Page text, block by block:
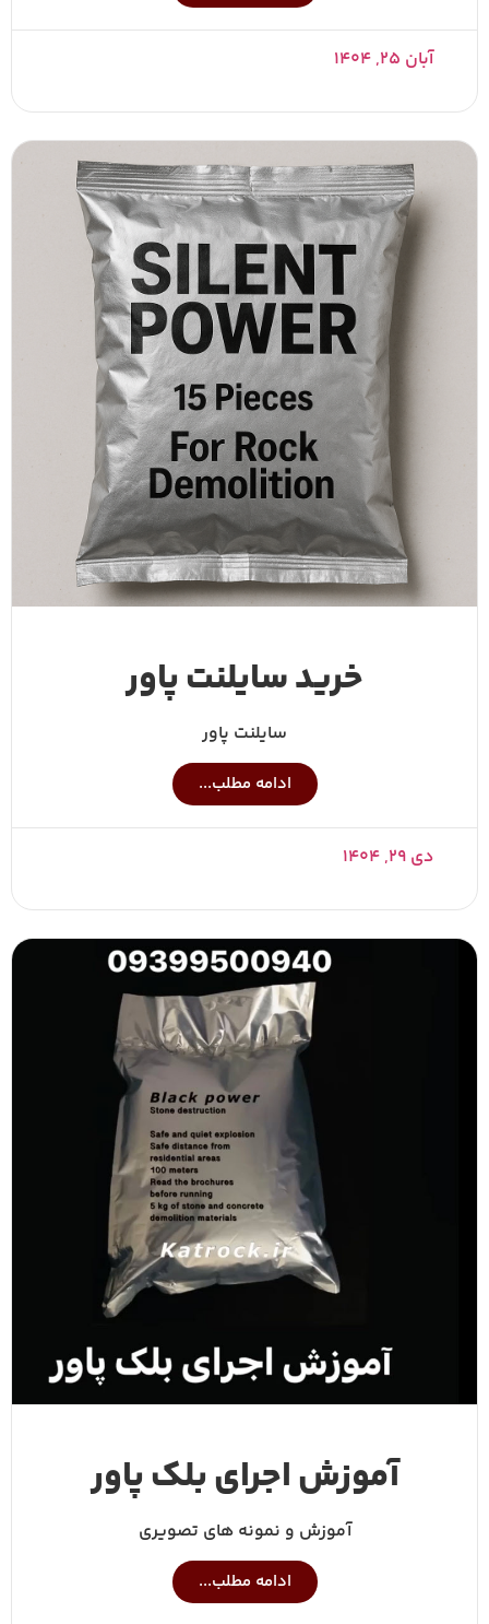
آبان ۲۵, ۱۴۰۴
خرید سایلنت پاور
سایلنت پاور
ادامه مطلب...
دی ۲۹, ۱۴۰۴
آموزش اجرای بلک پاور
آموزش و نمونه های تصویری
ادامه مطلب...